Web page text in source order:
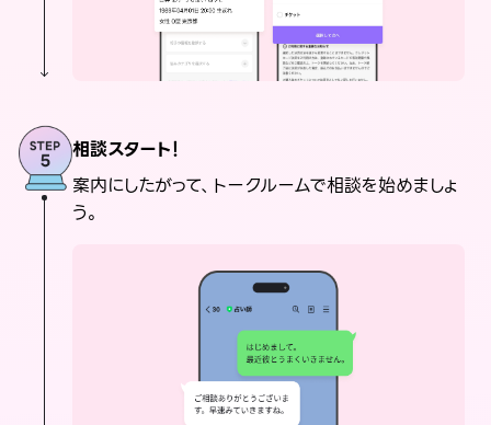
相談スタート！
案内にしたがって、トークルームで相談を始めましょ
う。